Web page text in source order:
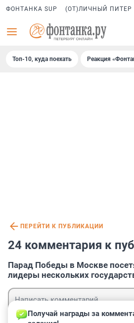
ФОНТАНКА SUP (ОТ)ЛИЧНЫЙ ПИТЕР
Топ-10, куда поехать Реакция
ПЕРЕЙТИ К ПУБЛИКАЦИИ
24 комментария к
Парад Победы в Москве
лидеры нескольких
Получай награды за